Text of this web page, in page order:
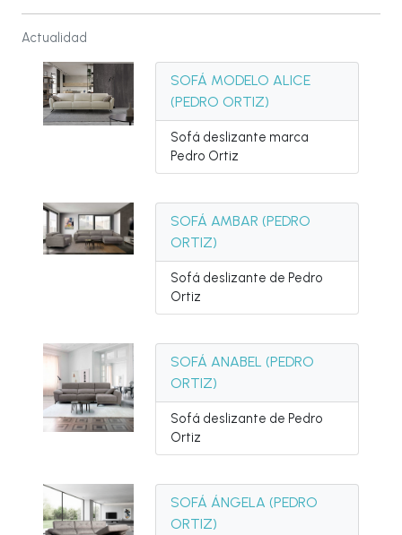
Actualidad
SOFÁ MODELO ALICE
(PEDRO ORTIZ)
Sofá deslizante marca
Pedro Ortiz
SOFÁ AMBAR (PEDRO
ORTIZ)
Sofá deslizante de Pedro
Ortiz
SOFÁ ANABEL (PEDRO
ORTIZ)
Sofá deslizante de Pedro
Ortiz
SOFÁ ÁNGELA (PEDRO
ORTIZ)